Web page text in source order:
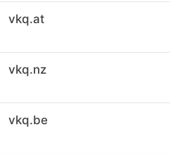
vkq.at
vkq.nz
vkq.be